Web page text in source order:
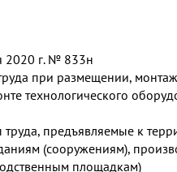
2020 г. № 833н
при размещении,
технологического
предъявляемые к
(сооружениям),
площадкам)